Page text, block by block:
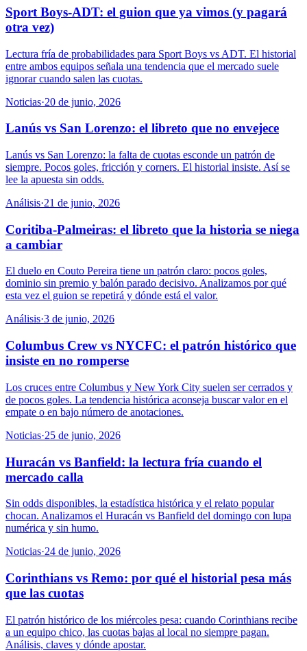
Sport Boys-ADT: el guion que ya vimos (y pagará
otra vez)
Lectura fría de probabilidades para Sport Boys vs ADT. El historial
entre ambos equipos señala una tendencia que el mercado suele
ignorar cuando salen las cuotas.
Noticias·20 de junio, 2026
Lanús vs San Lorenzo: el libreto que no envejece
Lanús vs San Lorenzo: la falta de cuotas esconde un patrón de
siempre. Pocos goles, fricción y corners. El historial insiste. Así se
lee la apuesta sin odds.
Análisis·21 de junio, 2026
Coritiba-Palmeiras: el libreto que la historia se niega
a cambiar
El duelo en Couto Pereira tiene un patrón claro: pocos goles,
dominio sin premio y balón parado decisivo. Analizamos por qué
esta vez el guion se repetirá y dónde está el valor.
Análisis·3 de junio, 2026
Columbus Crew vs NYCFC: el patrón histórico que
insiste en no romperse
Los cruces entre Columbus y New York City suelen ser cerrados y
de pocos goles. La tendencia histórica aconseja buscar valor en el
empate o en bajo número de anotaciones.
Noticias·25 de junio, 2026
Huracán vs Banfield: la lectura fría cuando el
mercado calla
Sin odds disponibles, la estadística histórica y el relato popular
chocan. Analizamos el Huracán vs Banfield del domingo con lupa
numérica y sin humo.
Noticias·24 de junio, 2026
Corinthians vs Remo: por qué el historial pesa más
que las cuotas
El patrón histórico de los miércoles pesa: cuando Corinthians recibe
a un equipo chico, las cuotas bajas al local no siempre pagan.
Análisis, claves y dónde apostar.